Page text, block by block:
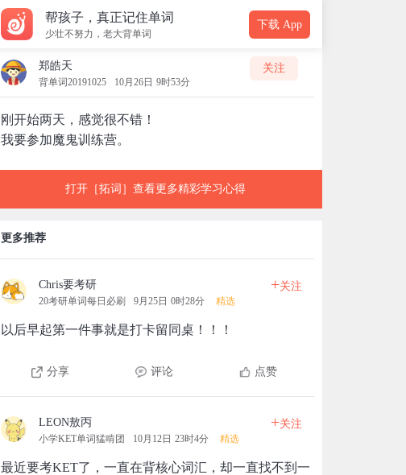
帮孩子，真正记住单词
少壮不努力，老大背单词
下载 App
郑皓天
背单词20191025 10月26日 9时53分
关注
刚开始两天，感觉很不错！
我要参加魔鬼训练营。
打开［拓词］查看更多精彩学习心得
更多推荐
Chris要考研
20考研单词每日必刷 9月25日 0时28分 精选
+关注
以后早起第一件事就是打卡留同桌！！！
分享 评论 点赞
LEON敖丙
小学KET单词猛啃团 10月12日 23时4分 精选
+关注
最近要考KET了，一直在背核心词汇，却一直找不到一